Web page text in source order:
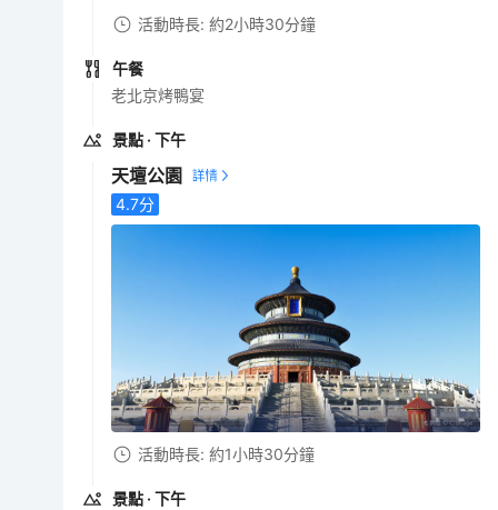
活動時長: 約2小時30分鐘
午餐
老北京烤鴨宴
景點 · 下午
天壇公園
4.7分
活動時長: 約1小時30分鐘
景點 · 下午